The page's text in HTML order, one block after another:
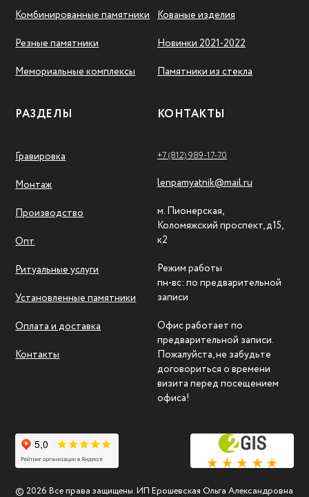
Комбинированные памятники
Резные памятники
Мемориальные комплексы
Кованые изделия
Новинки 2021-2022
Памятники из стекла
РАЗДЕЛЫ
Гравировка
Монтаж
Производство
Опт
Ритуальные услуги
Установленные памятники
Оплата и доставка
Контакты
КОНТАКТЫ
+7 (812) 989-17-70
lenpamyatnik@mail.ru
м. Пионерская,
Коломяжский проспект, д15,
к2
Режим работы
пн-вс: по предварительной
записи
Офис работает по
предварительной записи.
Пожалуйста, не забудьте
договориться о времени
визита перед посещением
офиса!
© 2026 Все права защищены. ИП Ерошевская Ольга Александровна